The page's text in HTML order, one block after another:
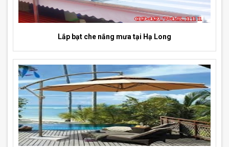
Lắp bạt che nắng mưa tại Hạ Long